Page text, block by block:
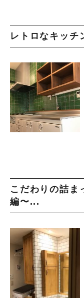
レトロなキッチ
こだわりの詰ま
編〜...